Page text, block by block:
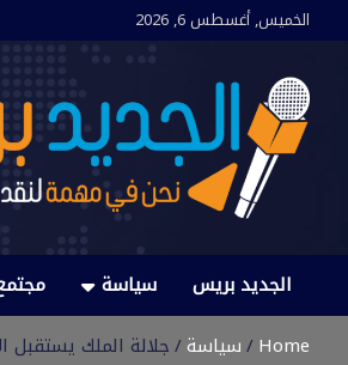
الخميس, أغسطس 6, 2026
الجديد بريس
الجديد بريس
سياسة
Home سياسة جلالة الملك يستقبل